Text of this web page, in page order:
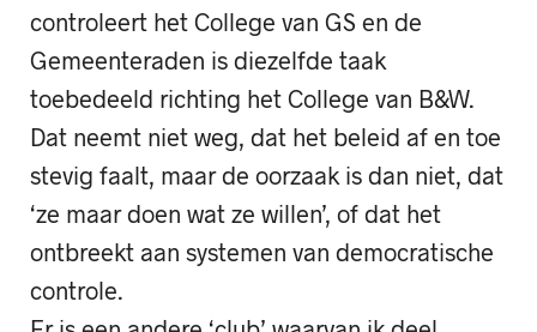
controleert het College van GS en de
Gemeenteraden is diezelfde taak
toebedeeld richting het College van B&W.
Dat neemt niet weg, dat het beleid af en toe
stevig faalt, maar de oorzaak is dan niet, dat
‘ze maar doen wat ze willen’, of dat het
ontbreekt aan systemen van democratische
controle.